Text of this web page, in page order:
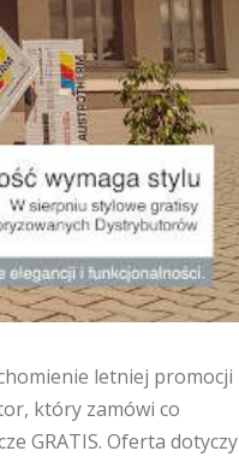
letniej promocji
który zamówi co
GRATIS. Oferta dotyczy